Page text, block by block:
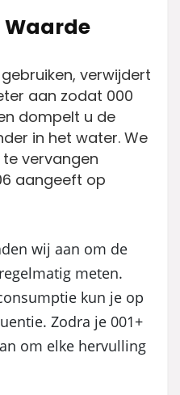
Waarde
verwijdert
aan zodat 000
dompelt u de
in het water. We
vervangen
aangeeft op
wij aan om de
meten.
kun je op
Zodra je 001+
om elke hervulling